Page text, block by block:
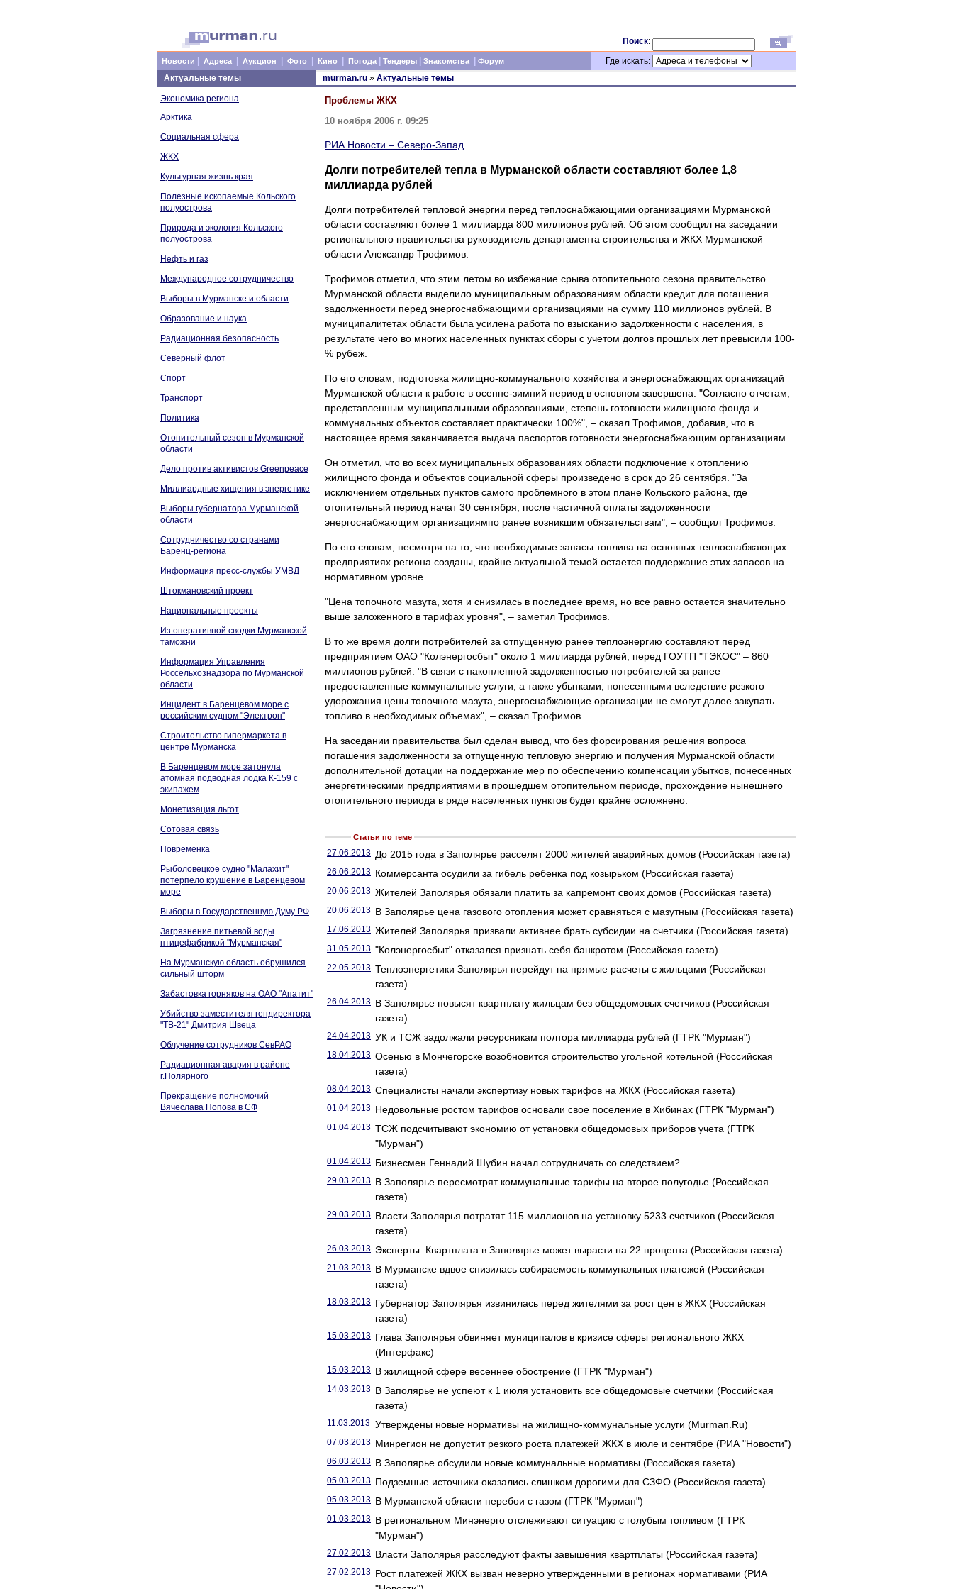
Поиск:
Новости Адреса Аукцион Фото Кино Погода Тендеры Знакомства Форум
Где искать:
Актуальные темы
Экономика региона
Арктика
Социальная сфера
ЖКХ
Культурная жизнь края
Полезные ископаемые Кольского
полуострова
Природа и экология Кольского
полуострова
Нефть и газ
Международное сотрудничество
Выборы в Мурманске и области
Образование и наука
Радиационная безопасность
Северный флот
Спорт
Транспорт
Политика
Отопительный сезон в Мурманской
области
Дело против активистов Greenpeace
Миллиардные хищения в энергетике
Выборы губернатора Мурманской
области
Сотрудничество со странами
Баренц-региона
Информация пресс-службы УМВД
Штокмановский проект
Национальные проекты
Из оперативной сводки Мурманской
таможни
Информация Управления
Россельхознадзора по Мурманской
области
Инцидент в Баренцевом море с
российским судном "Электрон"
Строительство гипермаркета в
центре Мурманска
В Баренцевом море затонула
атомная подводная лодка К-159 с
экипажем
Монетизация льгот
Сотовая связь
Повременка
Рыболовецкое судно "Малахит"
потерпело крушение в Баренцевом
море
Выборы в Государственную Думу РФ
Загрязнение питьевой воды
птицефабрикой "Мурманская"
На Мурманскую область обрушился
сильный шторм
Забастовка горняков на ОАО "Апатит"
Убийство заместителя гендиректора
"ТВ-21" Дмитрия Швеца
Облучение сотрудников СевРАО
Радиационная авария в районе
г.Полярного
Прекращение полномочий
Вячеслава Попова в СФ
murman.ru » Актуальные темы
Проблемы ЖКХ
10 ноября 2006 г. 09:25
РИА Новости – Северо-Запад
Долги потребителей тепла в Мурманской области составляют более 1,8
миллиарда рублей
Долги потребителей тепловой энергии перед теплоснабжающими организациями Мурманской
области составляют более 1 миллиарда 800 миллионов рублей. Об этом сообщил на заседании
регионального правительства руководитель департамента строительства и ЖКХ Мурманской
области Александр Трофимов.
Трофимов отметил, что этим летом во избежание срыва отопительного сезона правительство
Мурманской области выделило муниципальным образованиям области кредит для погашения
задолженности перед энергоснабжающими организациями на сумму 110 миллионов рублей. В
муниципалитетах области была усилена работа по взысканию задолженности с населения, в
результате чего во многих населенных пунктах сборы с учетом долгов прошлых лет превысили 100-
% рубеж.
По его словам, подготовка жилищно-коммунального хозяйства и энергоснабжающих организаций
Мурманской области к работе в осенне-зимний период в основном завершена. "Согласно отчетам,
представленным муниципальными образованиями, степень готовности жилищного фонда и
коммунальных объектов составляет практически 100%", – сказал Трофимов, добавив, что в
настоящее время заканчивается выдача паспортов готовности энергоснабжающим организациям.
Он отметил, что во всех муниципальных образованиях области подключение к отоплению
жилищного фонда и объектов социальной сферы произведено в срок до 26 сентября. "За
исключением отдельных пунктов самого проблемного в этом плане Кольского района, где
отопительный период начат 30 сентября, после частичной оплаты задолженности
энергоснабжающим организациямпо ранее возникшим обязательствам", – сообщил Трофимов.
По его словам, несмотря на то, что необходимые запасы топлива на основных теплоснабжающих
предприятиях региона созданы, крайне актуальной темой остается поддержание этих запасов на
нормативном уровне.
"Цена топочного мазута, хотя и снизилась в последнее время, но все равно остается значительно
выше заложенного в тарифах уровня", – заметил Трофимов.
В то же время долги потребителей за отпущенную ранее теплоэнергию составляют перед
предприятием ОАО "Колэнергосбыт" около 1 миллиарда рублей, перед ГОУТП "ТЭКОС" – 860
миллионов рублей. "В связи с накопленной задолженностью потребителей за ранее
предоставленные коммунальные услуги, а также убытками, понесенными вследствие резкого
удорожания цены топочного мазута, энергоснабжающие организации не смогут далее закупать
топливо в необходимых объемах", – сказал Трофимов.
На заседании правительства был сделан вывод, что без форсирования решения вопроса
погашения задолженности за отпущенную тепловую энергию и получения Мурманской области
дополнительной дотации на поддержание мер по обеспечению компенсации убытков, понесенных
энергетическими предприятиями в прошедшем отопительном периоде, прохождение нынешнего
отопительного периода в ряде населенных пунктов будет крайне осложнено.
Статьи по теме
27.06.2013 До 2015 года в Заполярье расселят 2000 жителей аварийных домов (Российская газета)
26.06.2013 Коммерсанта осудили за гибель ребенка под козырьком (Российская газета)
20.06.2013 Жителей Заполярья обязали платить за капремонт своих домов (Российская газета)
20.06.2013 В Заполярье цена газового отопления может сравняться с мазутным (Российская газета)
17.06.2013 Жителей Заполярья призвали активнее брать субсидии на счетчики (Российская газета)
31.05.2013 "Колэнергосбыт" отказался признать себя банкротом (Российская газета)
22.05.2013 Теплоэнергетики Заполярья перейдут на прямые расчеты с жильцами (Российская
газета)
26.04.2013 В Заполярье повысят квартплату жильцам без общедомовых счетчиков (Российская
газета)
24.04.2013 УК и ТСЖ задолжали ресурсникам полтора миллиарда рублей (ГТРК "Мурман")
18.04.2013 Осенью в Мончегорске возобновится строительство угольной котельной (Российская
газета)
08.04.2013 Специалисты начали экспертизу новых тарифов на ЖКХ (Российская газета)
01.04.2013 Недовольные ростом тарифов основали свое поселение в Хибинах (ГТРК "Мурман")
01.04.2013 ТСЖ подсчитывают экономию от установки общедомовых приборов учета (ГТРК
"Мурман")
01.04.2013 Бизнесмен Геннадий Шубин начал сотрудничать со следствием?
29.03.2013 В Заполярье пересмотрят коммунальные тарифы на второе полугодье (Российская
газета)
29.03.2013 Власти Заполярья потратят 115 миллионов на установку 5233 счетчиков (Российская
газета)
26.03.2013 Эксперты: Квартплата в Заполярье может вырасти на 22 процента (Российская газета)
21.03.2013 В Мурманске вдвое снизилась собираемость коммунальных платежей (Российская
газета)
18.03.2013 Губернатор Заполярья извинилась перед жителями за рост цен в ЖКХ (Российская
газета)
15.03.2013 Глава Заполярья обвиняет муниципалов в кризисе сферы регионального ЖКХ
(Интерфакс)
15.03.2013 В жилищной сфере весеннее обострение (ГТРК "Мурман")
14.03.2013 В Заполярье не успеют к 1 июля установить все общедомовые счетчики (Российская
газета)
11.03.2013 Утверждены новые нормативы на жилищно-коммунальные услуги (Murman.Ru)
07.03.2013 Минрегион не допустит резкого роста платежей ЖКХ в июле и сентябре (РИА "Новости")
06.03.2013 В Заполярье обсудили новые коммунальные нормативы (Российская газета)
05.03.2013 Подземные источники оказались слишком дорогими для СЗФО (Российская газета)
05.03.2013 В Мурманской области перебои с газом (ГТРК "Мурман")
01.03.2013 В региональном Минэнерго отслеживают ситуацию с голубым топливом (ГТРК
"Мурман")
27.02.2013 Власти Заполярья расследуют факты завышения квартплаты (Российская газета)
27.02.2013 Рост платежей ЖКХ вызван неверно утвержденными в регионах нормативами (РИА